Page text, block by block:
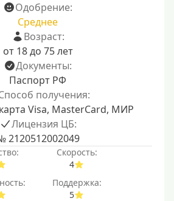
Одобрение:
Среднее
Возраст:
от 18 до 75 лет
Документы:
Паспорт РФ
получения:
Visa, MasterCard, МИР
Лицензия ЦБ:
2120512002049
Скорость:
4
Поддержка:
5